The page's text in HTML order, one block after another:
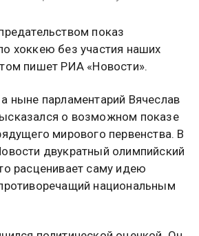
показ
хоккею без участия наших
пишет РИА «Новости».
ныне парламентарий Вячеслав
о возможном показе
мирового первенства. В
двукратный олимпийский
расценивает саму идею
национальным